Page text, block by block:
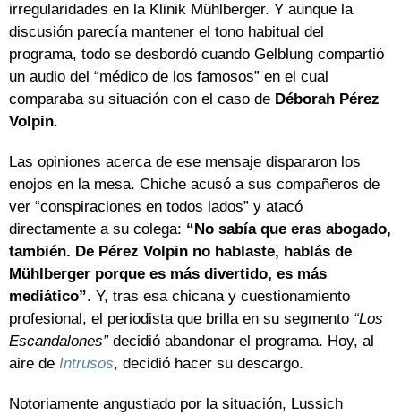
irregularidades en la Klinik Mühlberger. Y aunque la
discusión parecía mantener el tono habitual del
programa, todo se desbordó cuando Gelblung compartió
un audio del “médico de los famosos” en el cual
comparaba su situación con el caso de Déborah Pérez
Volpin.
Las opiniones acerca de ese mensaje dispararon los
enojos en la mesa. Chiche acusó a sus compañeros de
ver “conspiraciones en todos lados” y atacó
directamente a su colega: “No sabía que eras abogado,
también. De Pérez Volpin no hablaste, hablás de
Mühlberger porque es más divertido, es más
mediático”. Y, tras esa chicana y cuestionamiento
profesional, el periodista que brilla en su segmento “Los
Escandalones”decidió abandonar el programa. Hoy, al
aire de Intrusos, decidió hacer su descargo.
Notoriamente angustiado por la situación, Lussich